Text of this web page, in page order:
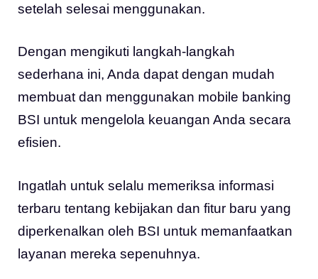
setelah selesai menggunakan.
Dengan mengikuti langkah-langkah
sederhana ini, Anda dapat dengan mudah
membuat dan menggunakan mobile banking
BSI untuk mengelola keuangan Anda secara
efisien.
Ingatlah untuk selalu memeriksa informasi
terbaru tentang kebijakan dan fitur baru yang
diperkenalkan oleh BSI untuk memanfaatkan
layanan mereka sepenuhnya.